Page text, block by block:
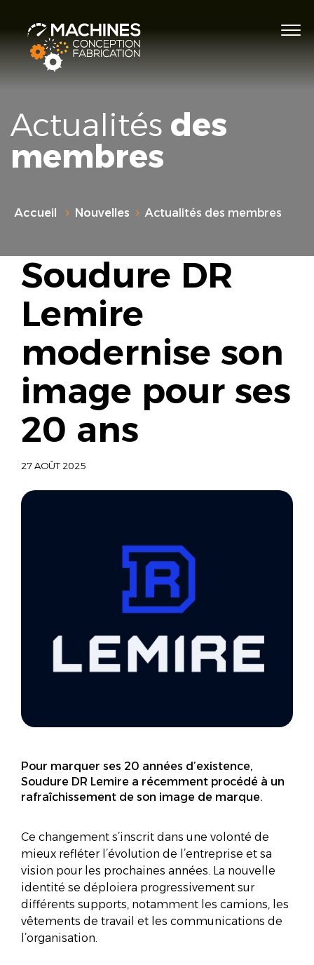
Actualités des
membres
Accueil Nouvelles Actualités des membres
Soudure DR
Lemire
modernise son
image pour ses
20 ans
27 AOÛT 2025
Pour marquer ses 20 années d’existence,
Soudure DR Lemire a récemment procédé à un
rafraîchissement de son image de marque.
Ce changement s’inscrit dans une volonté de
mieux refléter l’évolution de l’entreprise et sa
vision pour les prochaines années. La nouvelle
identité se déploiera progressivement sur
différents supports, notamment les camions, les
vêtements de travail et les communications de
l’organisation.